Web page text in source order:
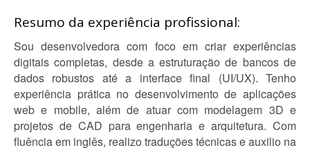
Resumo da experiência profissional:
Sou desenvolvedora com foco em criar experiências
digitais completas, desde a estruturação de bancos de
dados robustos até a interface final (UI/UX). Tenho
experiência prática no desenvolvimento de aplicações
web e mobile, além de atuar com modelagem 3D e
projetos de CAD para engenharia e arquitetura. Com
fluência em inglês, realizo traduções técnicas e auxilio na